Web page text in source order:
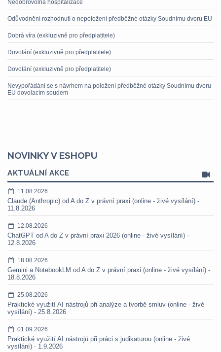
Nedobrovolná hospitalizace
Odůvodnění rozhodnutí o nepoložení předběžné otázky Soudnímu dvoru EU
Dobrá víra (exkluzivně pro předplatitele)
Dovolání (exkluzivně pro předplatitele)
Dovolání (exkluzivně pro předplatitele)
Nevypořádání se s návrhem na položení předběžné otázky Soudnímu dvoru
EU dovolacím soudem
NOVINKY V ESHOPU
AKTUÁLNÍ AKCE
11.08.2026
Claude (Anthropic) od A do Z v právní praxi (online - živé vysílání) -
11.8.2026
12.08.2026
ChatGPT od A do Z v právní praxi 2026 (online - živé vysílání) -
12.8.2026
18.08.2026
Gemini a NotebookLM od A do Z v právní praxi (online - živé vysílání) -
18.8.2026
25.08.2026
Praktické využití AI nástrojů při analýze a tvorbě smluv (online - živé
vysílání) - 25.8.2026
01.09.2026
Praktické využití AI nástrojů při práci s judikaturou (online - živé
vysílání) - 1.9.2026